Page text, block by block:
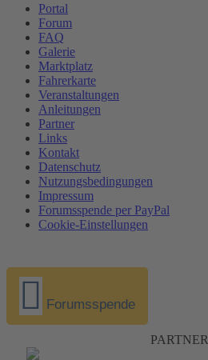
Portal
Forum
FAQ
Galerie
Marktplatz
Fahrerkarte
Veranstaltungen
Anleitungen
Partner
Links
Kontakt
Datenschutz
Nutzungsbedingungen
Impressum
Forumsspende per PayPal
Cookie-Einstellungen
Forumsspende
PARTNER